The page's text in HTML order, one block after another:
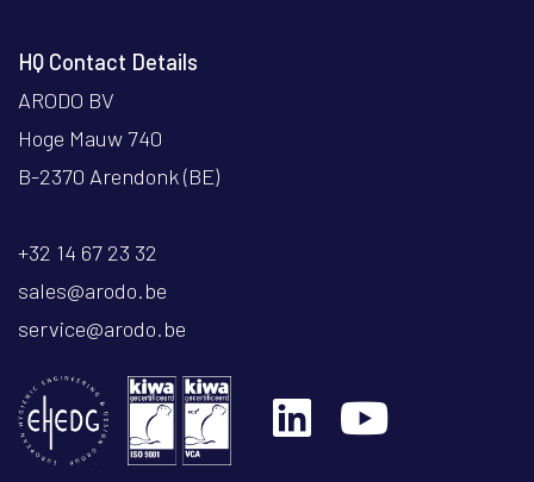
HQ Contact Details
ARODO BV
Hoge Mauw 740
B-2370 Arendonk (BE)
+32 14 67 23 32
sales@arodo.be
service@arodo.be